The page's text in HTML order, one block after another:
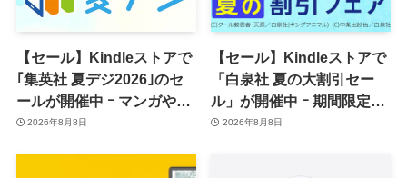
【セール】Kindleストアで
｢集英社 夏デジ2026｣のセ
ールが開催中 ｰ マンガや写
真集など1,000冊以上が
2026年8月8日
【セール】Kindleストアで
「白泉社 夏の大割引セー
ル」が開催中 ｰ 期間限定
70％オフや全巻50％オフな
2026年8月8日